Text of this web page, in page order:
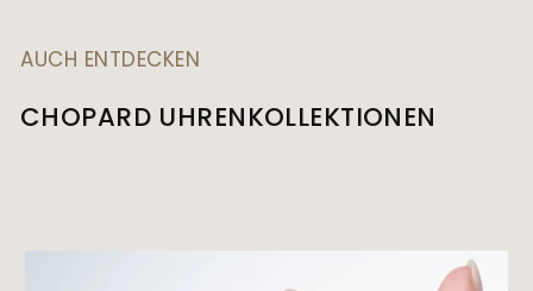
AUCH ENTDECKEN
CHOPARD UHRENKOLLEKTIONEN